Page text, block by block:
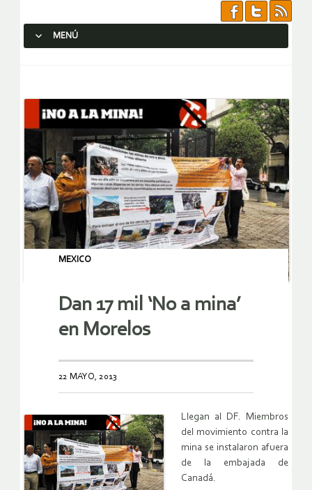
MENÚ
MEXICO
Dan 17 mil ‘No a mina’
en Morelos
22 MAYO, 2013
Llegan al DF. Miembros
del movimiento contra la
mina se instalaron afuera
de la embajada de
Canadá.